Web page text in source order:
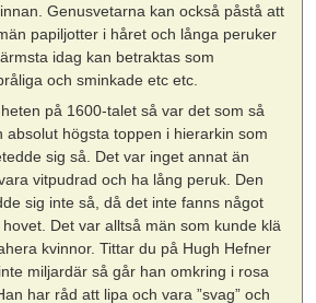
Genusvetarna kan också påstå att
papiljotter i håret och långa peruker
idag kan betraktas som
och sminkade etc etc.
på 1600-talet så var det som så
absolut högsta toppen i hierarkin som
sig så. Det var inget annat än
vitpudrad och ha lång peruk. Den
sig inte så, då det inte fanns något
Det var alltså män som kunde klä
kvinnor. Tittar du på Hugh Hefner
miljardär så går han omkring i rosa
har råd att lipa och vara ”svag” och